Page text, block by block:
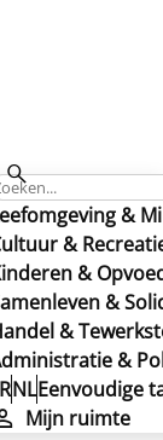
&
&
&
&
&
&
NLEenvoudige
Mijn ruimte
ruimte
Ad
min
istr
atie
&
Poli
Brugge in